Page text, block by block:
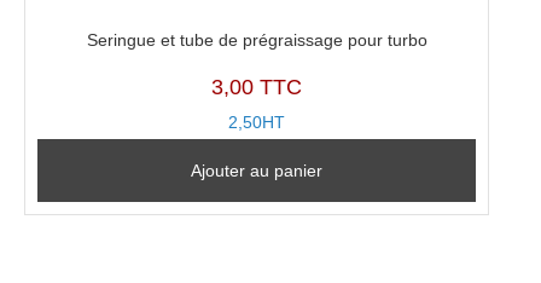
Seringue et tube de prégraissage pour turbo
3,00 TTC
2,50HT
Ajouter au panier